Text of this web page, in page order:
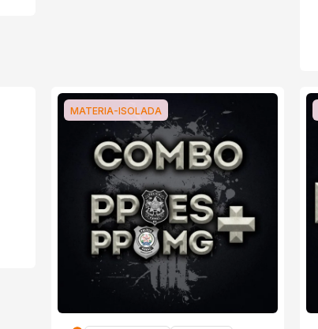
MATERIA-ISOLADA